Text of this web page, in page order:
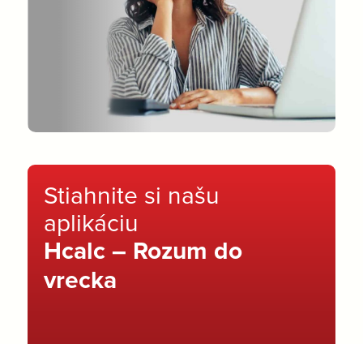
Stiahnite si našu
aplikáciu
Hcalc – Rozum do
vrecka